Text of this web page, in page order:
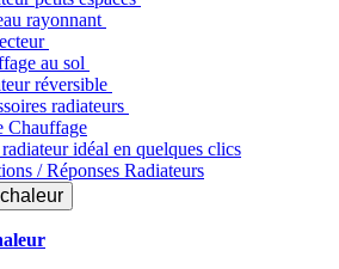
rayonnant
au sol
réversible
radiateurs
Chauffage
idéal en quelques clics
/ Réponses Radiateurs